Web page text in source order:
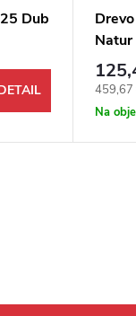
Dub
Natur
459,67
Na